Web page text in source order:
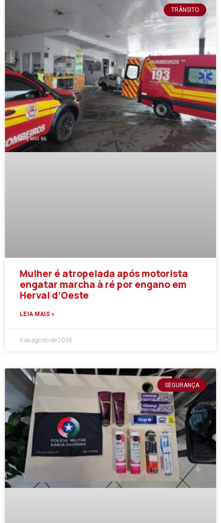
TRÂNSITO
Mulher é atropelada após motorista
engatar marcha à ré por engano em
Herval d’Oeste
LEIA MAIS »
5 de agosto de 2026
SEGURANÇA